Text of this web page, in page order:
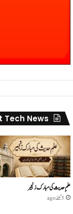
Tech News
علمِ حدیث کی مبارک زنجیر
5 گھنٹے ago